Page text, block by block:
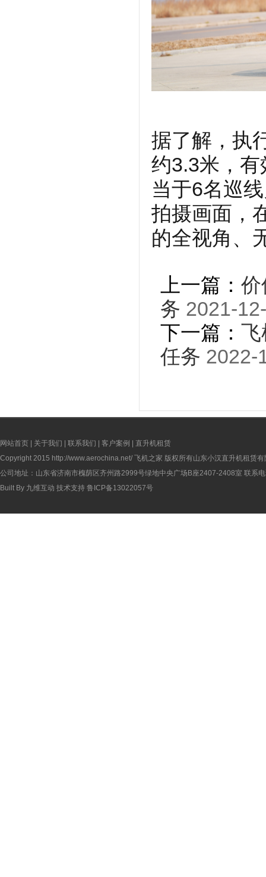
据了解，执
约3.3米，
当于6名巡
拍摄画面，
的全视角、
上一篇： 价
务 2021-
下一篇： 飞
任务 2022-
网站首页 关于我们 联系我们 客户案例
直升机租赁
Copyright 2015 http://www.aerochina.net/ 飞机之家 版权所有山东小汉直升机租赁有
公司地址：山东省济南市槐荫区齐州路2999号绿地中央广场B座2407-2408室 联系
Built By 九维互动 技术支持 鲁ICP备13022057号